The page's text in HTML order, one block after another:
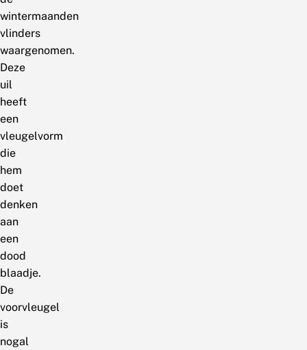
wintermaanden
vlinders
waargenomen.
Deze
uil
heeft
een
vleugelvorm
die
hem
doet
denken
aan
een
dood
blaadje.
De
voorvleugel
is
nogal